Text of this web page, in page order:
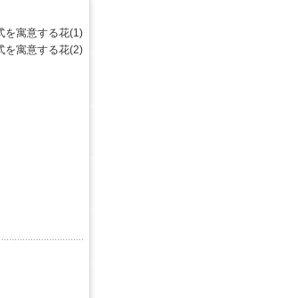
寓意する花(1)
寓意する花(2)